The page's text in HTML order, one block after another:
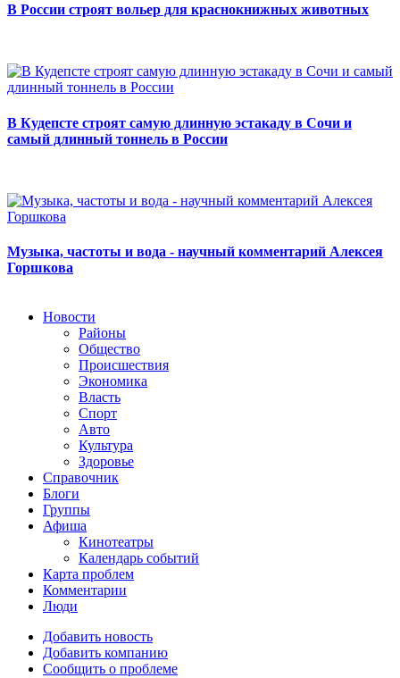
В России строят вольер для краснокнижных животных
В Кудепсте строят самую длинную эстакаду в Сочи и
самый длинный тоннель в России
Музыка, частоты и вода - научный комментарий Алексея
Горшкова
Новости
Районы
Общество
Происшествия
Экономика
Власть
Спорт
Авто
Культура
Здоровье
Справочник
Блоги
Группы
Афиша
Кинотеатры
Календарь событий
Карта проблем
Комментарии
Люди
Добавить новость
Добавить компанию
Сообщить о проблеме